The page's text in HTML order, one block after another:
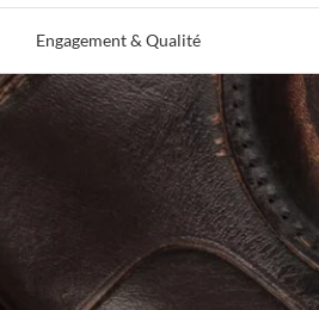
Engagement & Qualité